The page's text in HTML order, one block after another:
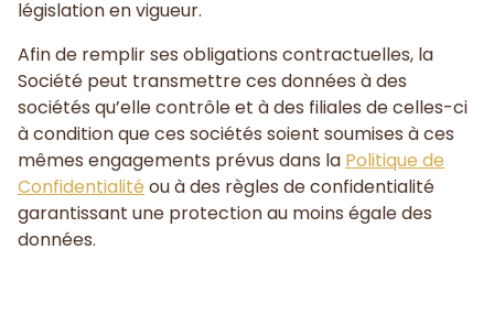
législation en vigueur.
Afin de remplir ses obligations contractuelles, la
Société peut transmettre ces données à des
sociétés qu’elle contrôle et à des filiales de celles-ci
à condition que ces sociétés soient soumises à ces
mêmes engagements prévus dans la Politique de
Confidentialité ou à des règles de confidentialité
garantissant une protection au moins égale des
données.